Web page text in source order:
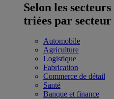
Selon les secteurs
triées par secteur
Automobile
Agriculture
Logistique
Fabrication
Commerce de détail
Santé
Banque et finance